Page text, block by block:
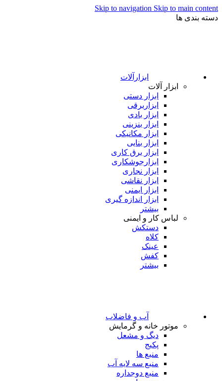
Skip to navigation Skip to main content
دسته بندی ها
ابزارآلات
ابزار آلات
ابزار دستی
ابزاربرقی
ابزار بادی
ابزار بنزینی
ابزار مکانیکی
ابزار بنایی
ابزار برق کاری
ابزارجوشکاری
ابزار نجاری
ابزار نقاشی
ابزار ایمنی
ابزار اندازه گیری
بیشتر
لباس کار و ایمنی
دستکش
کلاه
عینک
کفش
بیشتر
آب و فاضلاب
موتور خانه و گرمایش
دیگ و مشعل
پکیج
منبع ها
منبع سه لایه آب
منبع دوجداره